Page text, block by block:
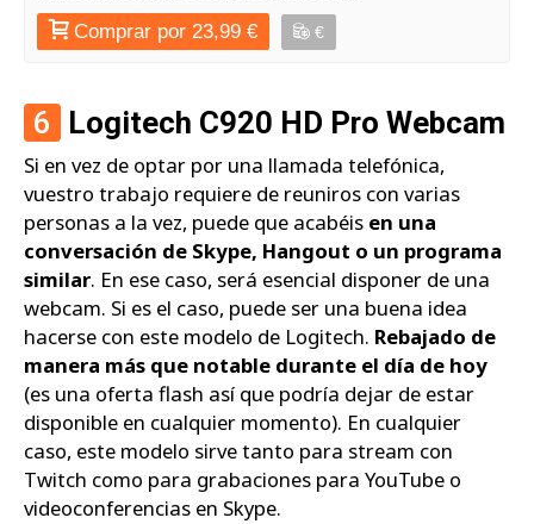
Comprar por 23,99 € €
6 Logitech C920 HD Pro Webcam
Si en vez de optar por una llamada telefónica,
vuestro trabajo requiere de reuniros con varias
personas a la vez, puede que acabéis en una
conversación de Skype, Hangout o un programa
similar. En ese caso, será esencial disponer de una
webcam. Si es el caso, puede ser una buena idea
hacerse con este modelo de Logitech. Rebajado de
manera más que notable durante el día de hoy
(es una oferta flash así que podría dejar de estar
disponible en cualquier momento). En cualquier
caso, este modelo sirve tanto para stream con
Twitch como para grabaciones para YouTube o
videoconferencias en Skype.